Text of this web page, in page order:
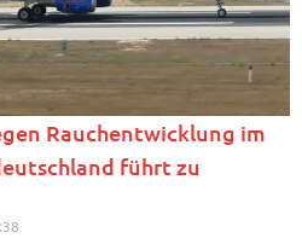
Rauchentwicklung im
führt zu